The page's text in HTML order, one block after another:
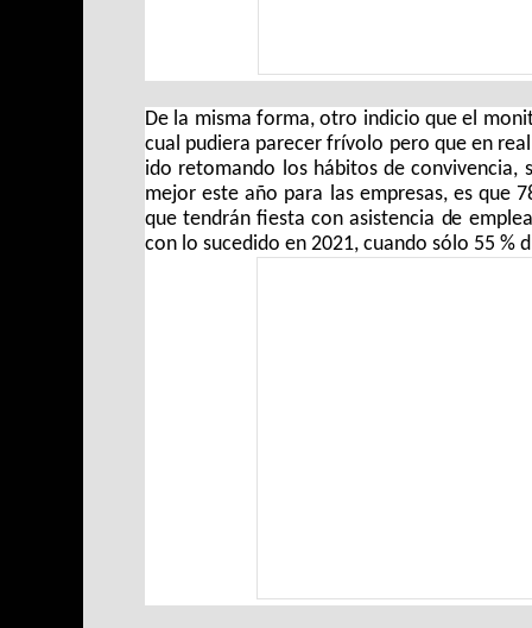
De la misma forma, otro indicio que el
cual pudiera parecer frívolo pero que en
ido retomando los hábitos de convivencia,
mejor este año para las empresas, es que
que tendrán fiesta con asistencia de
con lo sucedido en 2021, cuando sólo 55 %